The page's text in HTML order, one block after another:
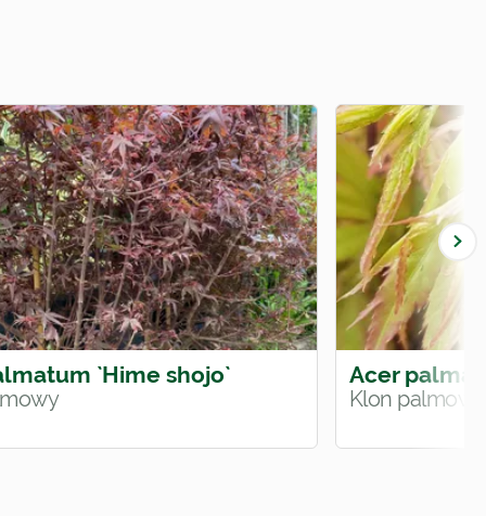
`Hime shojo` Acer
Klon palmowy